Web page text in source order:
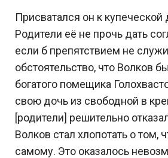
Присватался он к купеческой
Родители её не прочь дать
если б препятствием не
обстоятельство, что Волков
богатого помещика
свою дочь из свободной в
[родители] решительно
Волков стал хлопотать о том,
самому. Это оказалось